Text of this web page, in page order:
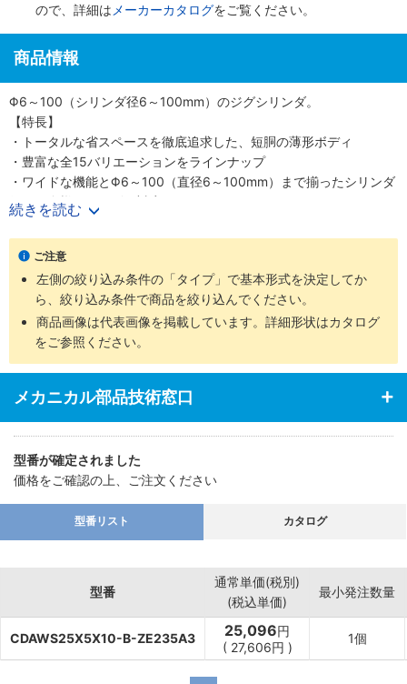
ので、詳細は メーカーカタログをご覧ください。
商品情報
Φ6～100（シリンダ径6～100mm）のジグシリンダ。
【特長】
・トータルな省スペースを徹底追求した、短胴の薄形ボディ
・豊富な全15バリエーションをラインナップ
・ワイドな機能とΦ6～100（直径6～100mm）まで揃ったシリンダ
径で、多様なニーズに対応
・スクエアロッドで回転レス機能がプラス、機械装置の高効率設計
が可能
【用途】
・あらゆる業界の空気圧機器や生産ラインに対応
続きを読む
ご注意
左側の絞り込み条件の「タイプ」で基本形式を決定してか
ら、絞り込み条件で商品を絞り込んでください。
商品画像は代表画像を掲載しています。詳細形状はカタログ
をご参照ください。
メカニカル部品技術窓口
型番が確定されました
価格をご確認の上、ご注文ください
型番リスト カタログ
型番
通常単価(税別)
(税込単価)
最小発注数量
CDAWS25X5X10-B-ZE235A3 25,096円
( 27,606円 )
1個